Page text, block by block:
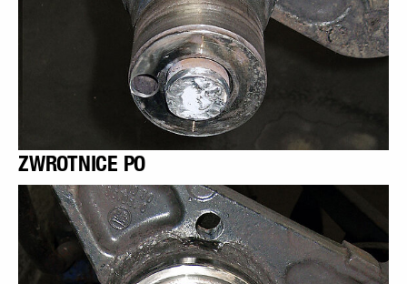
ZWROTNICE PO